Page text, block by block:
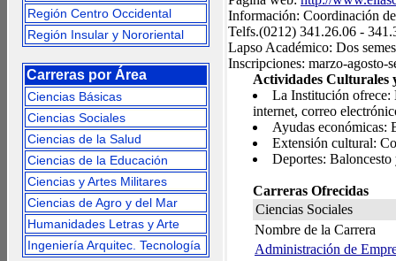
Región Centro Occidental
Región Insular y Nororiental
Carreras por Área
Ciencias Básicas
Ciencias Sociales
Ciencias de la Salud
Ciencias de la Educación
Ciencias y Artes Militares
Ciencias de Agro y del Mar
Humanidades Letras y Arte
Ingeniería Arquitec. Tecnología
Información: Coordinación
Telfs.(0212) 341.26.06 -
Lapso Académico: Dos
Inscripciones: marzo-agosto-
Actividades Culturales
La Institución ofrece:
internet, correo
Ayudas económicas:
Extensión cultural:
Deportes:
Carreras Ofrecidas
Ciencias Sociales
Nombre de la Carrera
Administración de